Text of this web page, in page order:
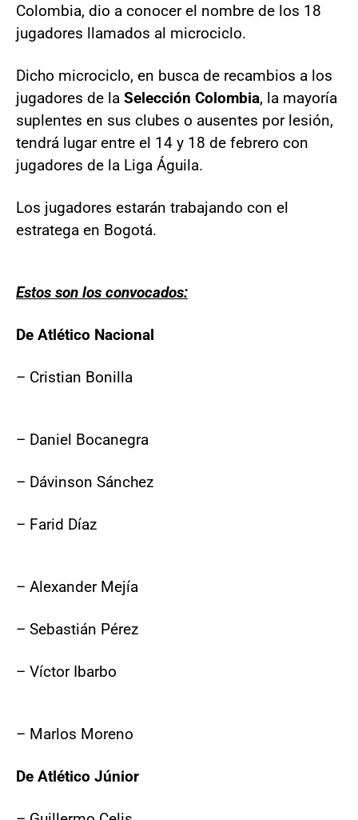
Colombia, dio a conocer el nombre de los 18
jugadores llamados al microciclo.
Dicho microciclo, en busca de recambios a los
jugadores de la Selección Colombia, la mayoría
suplentes en sus clubes o ausentes por lesión,
tendrá lugar entre el 14 y 18 de febrero con
jugadores de la Liga Águila.
Los jugadores estarán trabajando con el
estratega en Bogotá.
Estos son los convocados:
De Atlético Nacional
– Cristian Bonilla
– Daniel Bocanegra
– Dávinson Sánchez
– Farid Díaz
– Alexander Mejía
– Sebastián Pérez
– Víctor Ibarbo
– Marlos Moreno
De Atlético Júnior